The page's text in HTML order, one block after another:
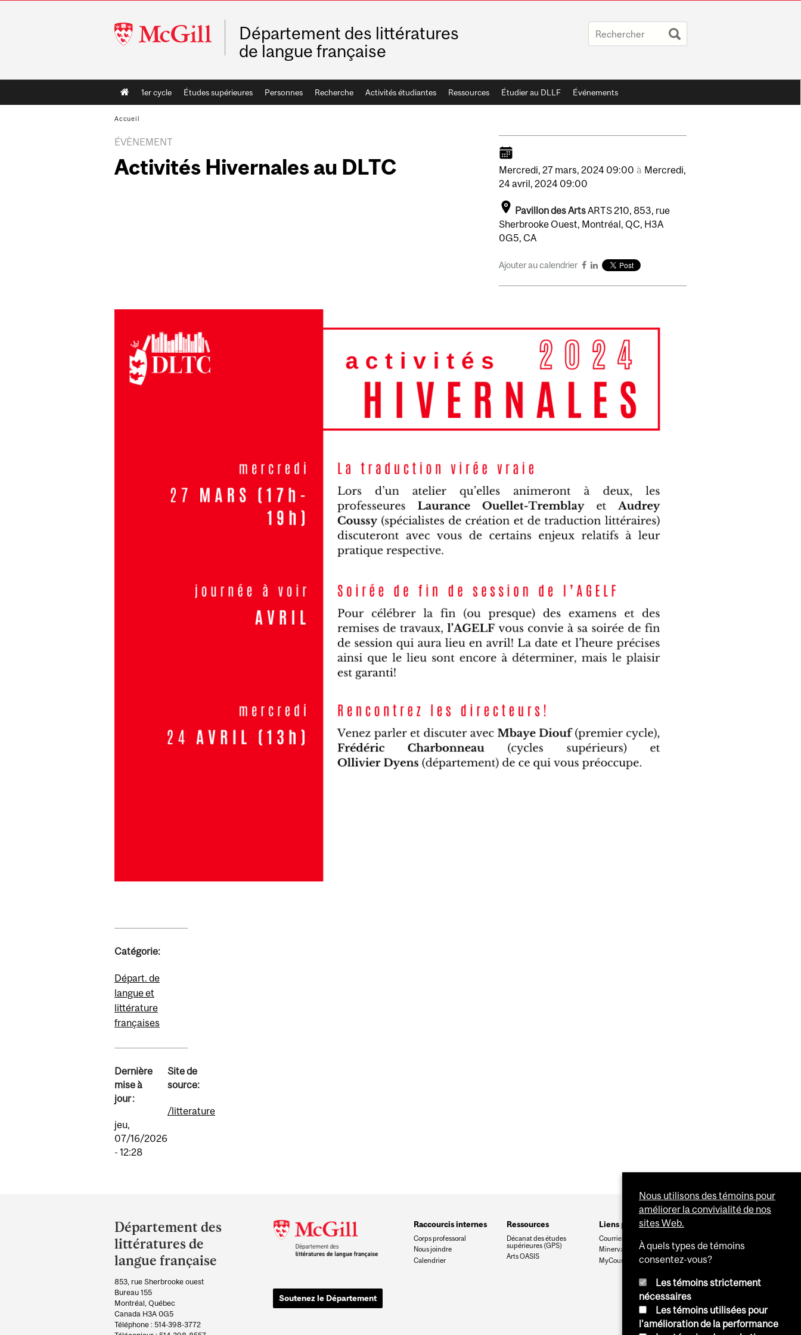
McGill
University
Département des littératures
de langue française
Main
navigation
1er cycle Études supérieures Personnes Recherche Activités étudiantes Ressources Étudier au DLLF Événements
Accueil
ÉVÈNEMENT
Activités Hivernales au DLTC Mercredi, 27 mars, 2024 09:00 à Mercredi,
24 avril, 2024 09:00
Pavillon des ArtsARTS 210, 853, rue
Sherbrooke Ouest, Montréal, QC, H3A
0G5, CA
Ajouter au calendrier
Catégorie:
Départ. de
langue et
littérature
françaises
Dernière
mise à
jour :
jeu,
07/16/2026
- 12:28
Site de
source:
/litterature
and
University
Information
Département des
littératures de
langue française
853, rue Sherbrooke ouest
Bureau 155
Montréal, Québec
Canada H3A 0G5
Téléphone : 514-398-3772
Soutenez le Département
Raccourcis internes
Corps professoral
Nous joindre
Calendrier
Ressources
Décanat des études
supérieures (GPS)
Arts OASIS
Liens pratiques
Courriel
Minerva
MyCourses
Nous utilisons des témoins pour
améliorer la convivialité de nos
sites Web.
À quels types de témoins
consentez-vous?
Les témoins strictement
nécessaires
Les témoins utilisées pour
l'amélioration de la performance